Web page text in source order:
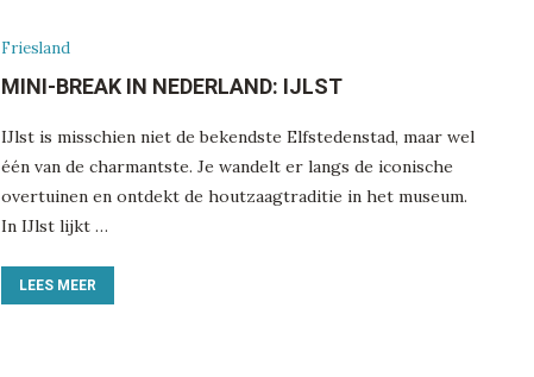
Friesland
MINI-BREAK IN NEDERLAND: IJLST
IJlst is misschien niet de bekendste Elfstedenstad, maar wel
één van de charmantste. Je wandelt er langs de iconische
overtuinen en ontdekt de houtzaagtraditie in het museum.
In IJlst lijkt …
LEES MEER